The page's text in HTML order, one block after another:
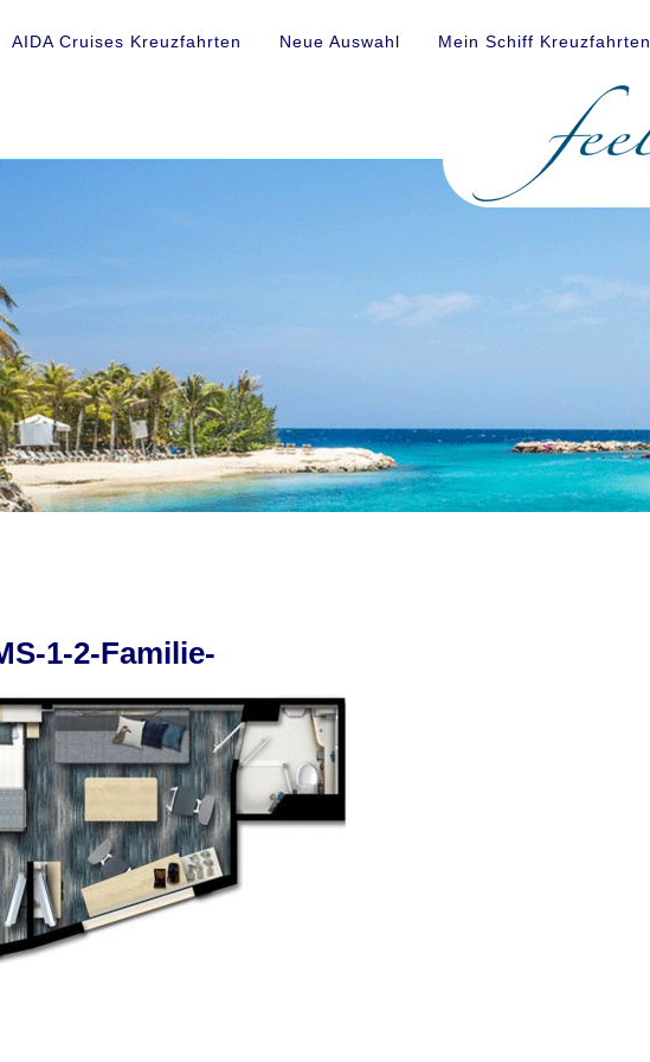
AIDA Cruises Kreuzfahrten Neue Auswahl Mein Schiff Kreuzfahrten
1-2-Familie-